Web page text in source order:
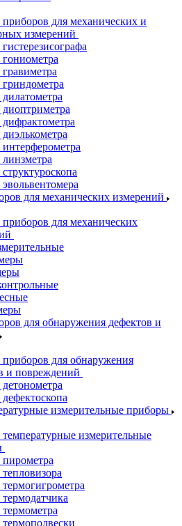
для механических и
измерений
для механических измерений
для механических
для обнаружения дефектов и
для обнаружения
и повреждений
измерительные приборы
измерительные